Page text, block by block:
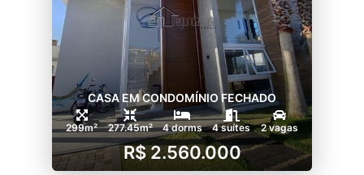
CASA EM CONDOMÍNIO FECHADO
299m² 277.45m² 4 dorms 4 suítes 2 vagas
R$ 2.560.000